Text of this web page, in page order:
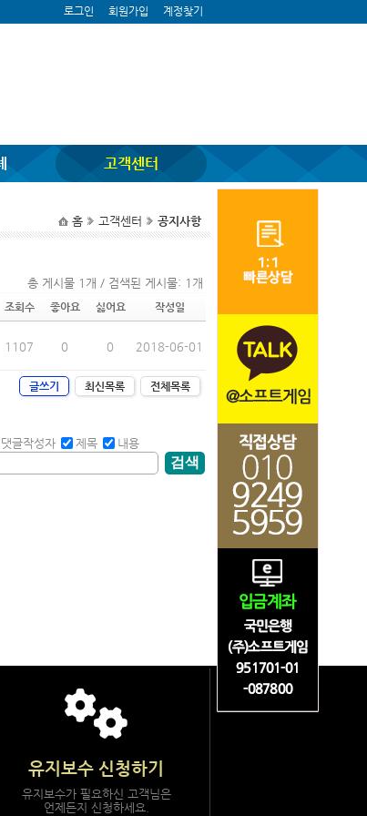
로그인 회원가입 계정찾기
고객센터
홈 고객센터 공지사항
총 게시물 1개 / 검색된 게시물: 1개
조회수 좋아요 싫어요 작성일
1107 0 0 2018-06-01
글쓰기 최신목록 전체목록
댓글작성자 제목 내용
검색
유지보수 신청하기
유지보수가 필요하신 고객님은
언제든지 신청하세요.